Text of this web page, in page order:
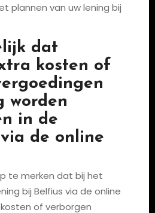
plannen van uw lening bij
dat
kosten of
worden
in de
de online
te merken dat bij het
bij Belfius via de online
of verborgen